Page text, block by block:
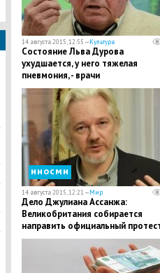
14 августа 2015, 12:55 —Культура
Состояние Льва Дурова
ухудшается, у него тяжелая
пневмония, - врачи
иносми
14 августа 2015, 12:21 —Мир
​Дело Джулиана Ассанжа:
Великобритания собирается
направить официальный
Эквадор